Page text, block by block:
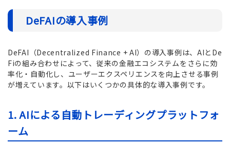
DeFAIの導入事例
DeFAI（Decentralized Finance + AI）の導入事例は、AIとDe
Fiの組み合わせによって、従来の金融エコシステムをさらに効
率化・自動化し、ユーザーエクスペリエンスを向上させる事例
が増えています。以下はいくつかの具体的な導入事例です。
1. AIによる自動トレーディングプラットフォ
ーム